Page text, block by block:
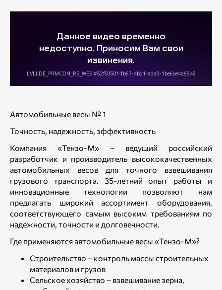
Автомобильные весы № 1
Точность, надежность, эффективность
Компания «Тензо-М» – ведущий российский
разработчик и производитель высококачественных
автомобильных весов для точного взвешивания
грузового транспорта. 35-летний опыт работы и
инновационные технологии позволяют нам
предлагать широкий ассортимент оборудования,
соответствующего самым высоким требованиям по
надежности, точности и долговечности.
Где применяются автомобильные весы «Тензо-М»?
Строительство – контроль массы строительных
материалов и грузов
Сельское хозяйство – взвешивание зерна,